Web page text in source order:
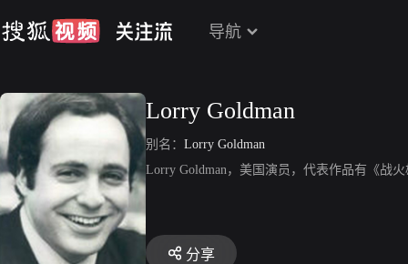
导航
Lorry Goldman
别名： Lorry Goldman
Lorry Goldman，美国演员，代表作品有《战
分享